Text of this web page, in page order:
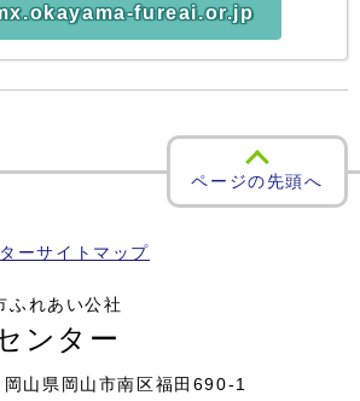
fureai.or.jp
ページの先頭へ
ーサイトマップ
ふれあい公社
ンター
山県岡山市南区福田690-1